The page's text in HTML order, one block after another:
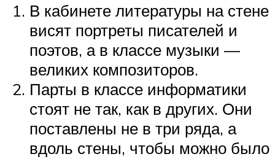
В кабинете литературы на стене
висят портреты писателей и
поэтов, а в классе музыки —
великих композиторов.
Парты в классе информатики
стоят не так, как в других. Они
поставлены не в три ряда, а
вдоль стены, чтобы можно было